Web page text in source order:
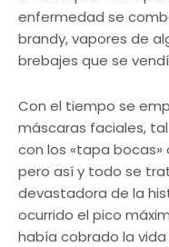
enfermedad se
brandy, vapores de
brebajes que se
Con el tiempo se
máscaras faciales,
con los «tapa
pero así y todo se
devastadora de la
ocurrido el pico
había cobrado la vida